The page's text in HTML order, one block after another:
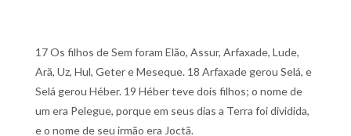
17 Os filhos de Sem foram Elão, Assur, Arfaxade, Lude,
Arã, Uz, Hul, Geter e Meseque. 18 Arfaxade gerou Selá, e
Selá gerou Héber. 19 Héber teve dois filhos; o nome de
um era Pelegue, porque em seus dias a Terra foi dividida,
e o nome de seu irmão era Joctã.